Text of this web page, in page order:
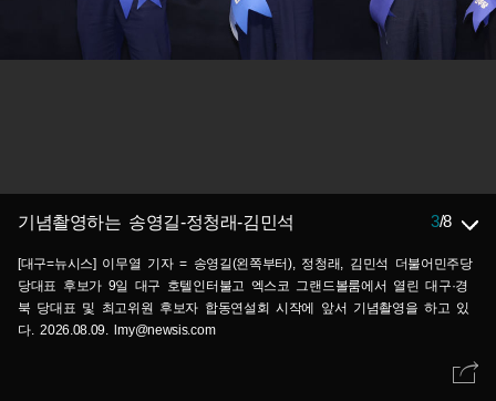
기념촬영하는 송영길-정청래-김민석 3/8
[대구=뉴시스] 이무열 기자 = 송영길(왼쪽부터), 정청래, 김민석 더불어민주당
당대표 후보가 9일 대구 호텔인터불고 엑스코 그랜드볼룸에서 열린 대구·경
북 당대표 및 최고위원 후보자 합동연설회 시작에 앞서 기념촬영을 하고 있
다. 2026.08.09. lmy@newsis.com